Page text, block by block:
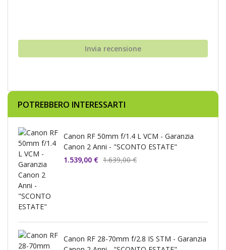
Invia recensione
POTREBBERO INTERESSARTI
Canon RF 50mm f/1.4 L VCM - Garanzia
Canon 2 Anni - "SCONTO ESTATE"
1.539,00 € 1.639,00 €
Canon RF 28-70mm f/2.8 IS STM - Garanzia